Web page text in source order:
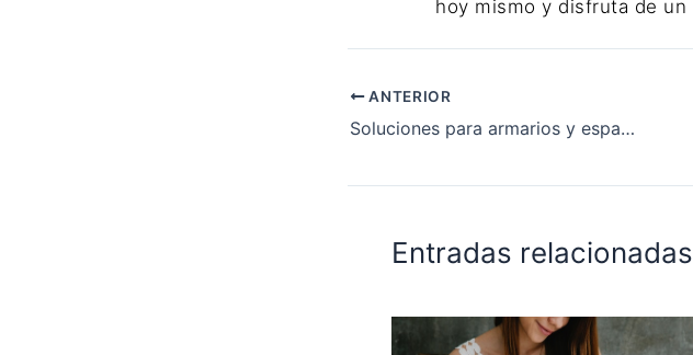
hoy mismo y disfruta de
ANTERIOR
Soluciones para armarios y espacios de almacenamiento.
Entradas relacionadas